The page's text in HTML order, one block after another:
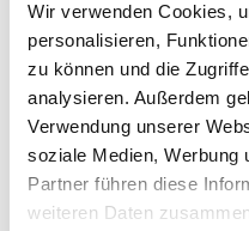
Wir verwenden Cookies,
personalisieren,
zu können und die
analysieren. Außerdem
Verwendung unserer
soziale Medien, Werbung
Partner führen diese
weiteren Daten
Verarbeitung Bodenbelag
Breite in centimeter